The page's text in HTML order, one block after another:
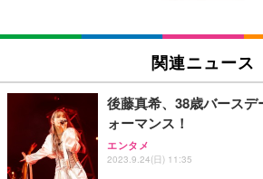
SIHOO B100 オフィスチェ
ュチェア 人間工学 疲れない
￥27,999
Sezlife オフィスチェア デス
ワーク チェア 強化バックレ
能 人間工学 椅子 腰サポート
EIZO ビジネス向けプレミア
￥109,572
【純正品】27"ゲーミングモ
フック付き（CFI-ZDM1J）
Amazonベーシック ペット
x2袋(84枚) ホワイト(吸収面:
￥3,234
ネオ・ルーライフ ネオ・オ
り 単品
関連ニュース
後藤真希、38歳バース
ォーマンス！
エンタメ
2023.9.24(日) 11:35